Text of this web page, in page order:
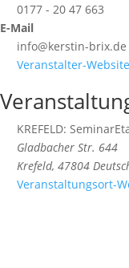
0177 - 20 47 663
E-Mail
info@kerstin-brix.de
Veranstalter-
KREFELD:
Gladbacher Str. 644
Krefeld, 47804
Veranstaltungsort-